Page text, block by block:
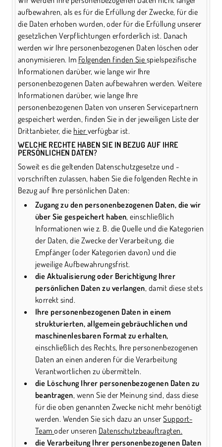
aufbewahren, als es für die Erfüllung der Zwecke, für die
die Daten erhoben wurden, oder für die Erfüllung unserer
gesetzlichen Verpflichtungen erforderlich ist. Danach
werden wir Ihre personenbezogenen Daten löschen oder
anonymisieren. Im Folgenden finden Sie spielspezifische
Informationen darüber, wie lange wir Ihre
personenbezogenen Daten aufbewahren werden. Weitere
Informationen darüber, wie lange Ihre
personenbezogenen Daten von unseren Servicepartnern
gespeichert werden, finden Sie in der jeweiligen Liste der
Drittanbieter, die hier verfügbar ist.
WELCHE RECHTE HABEN SIE IN BEZUG AUF IHRE
PERSÖNLICHEN DATEN?
Soweit es die geltenden Datenschutzgesetze und -
vorschriften zulassen, haben Sie die folgenden Rechte in
Bezug auf Ihre persönlichen Daten:
Zugang zu den personenbezogenen Daten, die wir
über Sie gespeichert haben, einschließlich
Informationen wie z. B. die Quelle und die Kategorien
der Daten, die Zwecke der Verarbeitung, die
Empfänger (oder Kategorien davon) und die
jeweilige Aufbewahrungsfrist.
die Aktualisierung oder Berichtigung Ihrer
persönlichen Daten zu verlangen, damit diese stets
korrekt sind.
Ihre personenbezogenen Daten in einem
strukturierten, allgemein gebräuchlichen und
maschinenlesbaren Format zu erhalten,
einschließlich des Rechts, Ihre personenbezogenen
Daten an einen anderen für die Verarbeitung
Verantwortlichen zu übermitteln.
die Löschung Ihrer personenbezogenen Daten zu
beantragen, wenn Sie der Meinung sind, dass diese
für die oben genannten Zwecke nicht mehr benötigt
werden. Wenden Sie sich dazu an unserSupport-
Teamoder unseren Datenschutzbeauftragten.
die Verarbeitung Ihrer personenbezogenen Daten